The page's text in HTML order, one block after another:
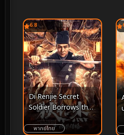
6.8
Di Renjie Secret
Soldier Borrows the
Road ตี๋เหรินเจี๋ย เส้น
ทางปริศนา (2023)
พากย์ไทย